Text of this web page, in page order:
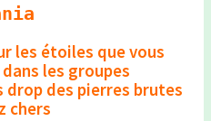
les étoiles que vous
les groupes
drop des pierres brutes
chers